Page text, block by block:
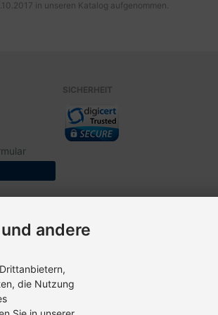
in unseren Katalog aufgenommen.
SICHERHEIT
andere
die Nutzung